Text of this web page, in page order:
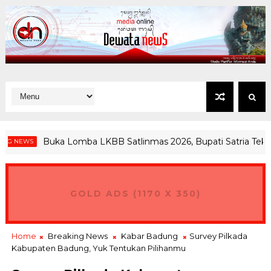
Buka Lomba LKBB Satlinmas 2026, Bupati Satria
GOLD ADS (1170 X 350)
Home Breaking News Kabar Badung
Survey Pilkada
Kabupaten Badung, Yuk Tentukan Pilihanmu